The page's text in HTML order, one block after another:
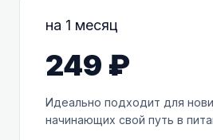
на 1 месяц
249 ₽
Идеально подходит для
начинающих свой путь в